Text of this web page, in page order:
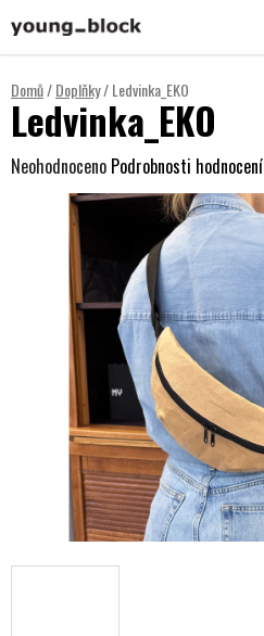
na
obsah
Domů/Doplňky/Ledvinka_EKO
Ledvinka_EKO
Průměrné
hodnocení
hvězdiček.
Neohodnoceno Podrobnosti hodnocení